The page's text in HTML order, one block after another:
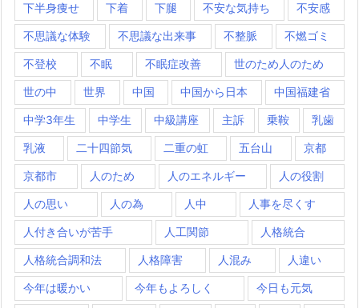
下半身痩せ 下着 下腿 不安な気持ち 不安感
不思議な体験 不思議な出来事 不整脈 不燃ゴミ
不登校 不眠 不眠症改善 世のため人のため
世の中 世界 中国 中国から日本 中国福建省
中学3年生 中学生 中級講座 主訴 乗鞍 乳歯
乳液 二十四節気 二重の虹 五台山 京都
京都市 人のため 人のエネルギー 人の役割
人の思い 人の為 人中 人事を尽くす
人付き合いが苦手 人工関節 人格統合
人格統合調和法 人格障害 人混み 人違い
今年は暖かい 今年もよろしく 今日も元気